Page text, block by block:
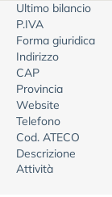
Ultimo bilancio
P.IVA
Forma giuridica
Indirizzo
CAP
Provincia
Website
Telefono
Cod. ATECO
Descrizione
Attività